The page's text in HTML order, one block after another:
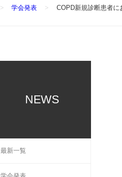
学会発表 COPD新規診断患者
NEWS
最新一覧